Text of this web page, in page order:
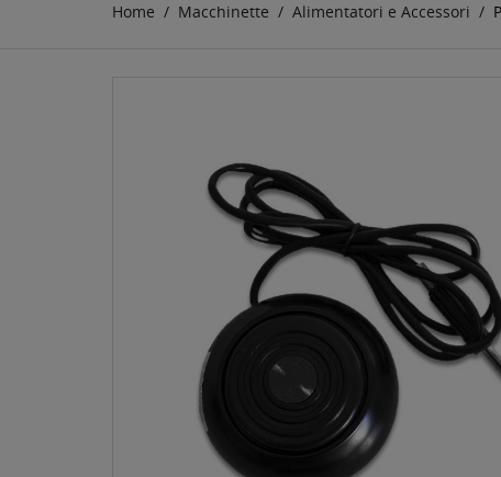
Home Macchinette Alimentatori e Accessori